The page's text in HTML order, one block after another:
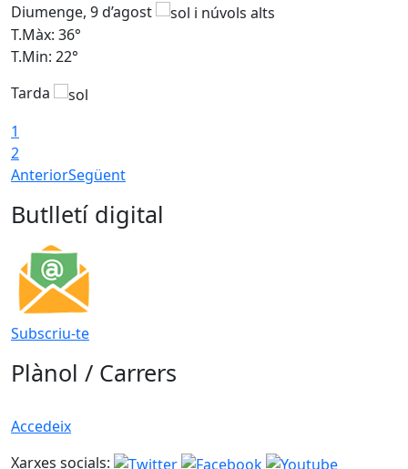
Diumenge, 9 d’agost
T.Màx: 36°
T.Min: 22°
Tarda
1
2
AnteriorSegüent
Butlletí digital
Subscriu-te
Plànol / Carrers
Accedeix
Xarxes socials: